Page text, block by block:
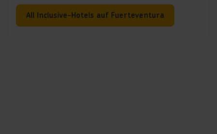
All Inclusive-Hotels auf Fuerteventura